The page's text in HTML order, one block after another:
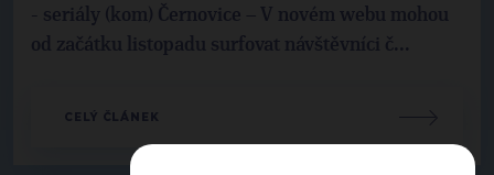
- seriály (kom) Černovice – V novém webu mohou
od začátku listopadu surfovat návštěvníci č...
CELÝ ČLÁNEK